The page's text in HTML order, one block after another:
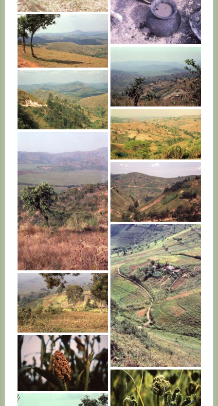
RWANDA
RWANDA
RWANDA
RWANDA
RWANDA
RWANDA
RWANDA